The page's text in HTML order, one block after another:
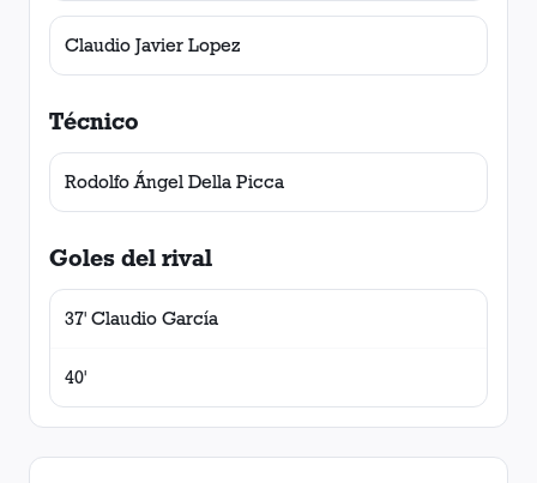
Claudio Javier Lopez
Técnico
Rodolfo Ángel Della Picca
Goles del rival
37' Claudio García
40'